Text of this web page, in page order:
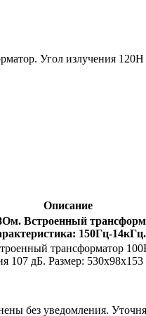
Угол излучения 120H
Описание
Встроенный
150Гц-14кГц.
трансформатор
107 дБ. Размер:
без уведомления.